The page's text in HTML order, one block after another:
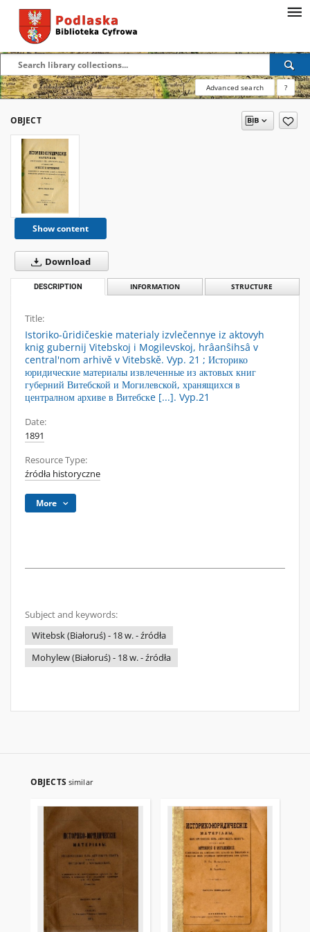
Advanced search ?
OBJECT
Show content
Download
DESCRIPTION INFORMATION STRUCTURE
Title:
Istoriko-ûridičeskie materialy izvlečennye iz aktovyh
knig gubernij Vitebskoj i Mogilevskoj, hrâanŝihsâ v
central'nom arhivě v Vitebskě. Vyp. 21 ; Историко
юридические материалы извлеченные из актовых книг
губерний Витебской и Могилевской, хранящихся в
централном архиве в Витебскe [...]. Vyp.21
Date:
1891
Resource Type:
źródła historyczne
More
Subject and keywords:
Witebsk (Białoruś) - 18 w. - źródła
Mohylew (Białoruś) - 18 w. - źródła
OBJECTS similar